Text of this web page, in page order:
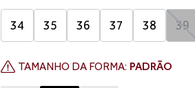
34 35 36 37 38 39
TAMANHO DA FORMA: PADRÃO